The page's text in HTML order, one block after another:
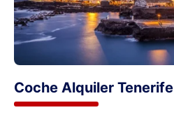
Coche Alquiler Tenerife